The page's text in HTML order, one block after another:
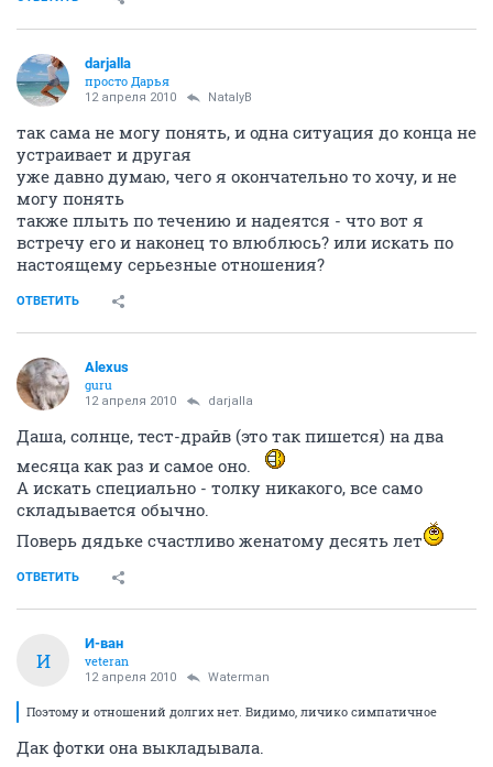
darjalla
просто Дарья
12 апреля 2010 NatalyB
так сама не могу понять, и одна ситуация до конца не
устраивает и другая
уже давно думаю, чего я окончательно то хочу, и не
могу понять
также плыть по течению и надеятся - что вот я
встречу его и наконец то влюблюсь? или искать по
настоящему серьезные отношения?
ОТВЕТИТЬ
Alexus
guru
12 апреля 2010 darjalla
Даша, солнце, тест-драйв (это так пишется) на два
месяца как раз и самое оно.
А искать специально - толку никакого, все само
складывается обычно.
Поверь дядьке счастливо женатому десять лет
ОТВЕТИТЬ
И
И-ван
veteran
12 апреля 2010 Waterman
Поэтому и отношений долгих нет. Видимо, личико симпатичное
Дак фотки она выкладывала.